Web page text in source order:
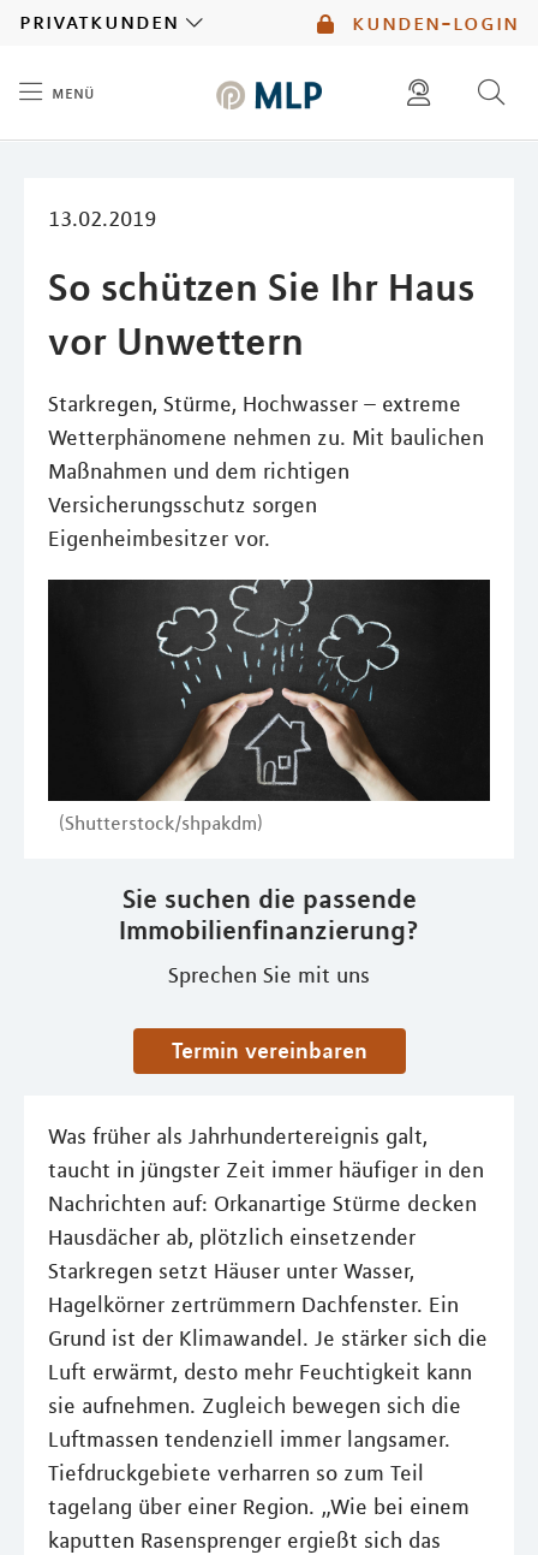
kunden-login
privatkunden
menü
13.02.2019
So schützen Sie Ihr Haus
vor Unwettern
Starkregen, Stürme, Hochwasser – extreme
Wetterphänomene nehmen zu. Mit baulichen
Maßnahmen und dem richtigen
Versicherungsschutz sorgen
Eigenheimbesitzer vor.
(Shutterstock/shpakdm)
Sie suchen die passende
Immobilienfinanzierung?
Sprechen Sie mit uns
Termin vereinbaren
Was früher als Jahrhundertereignis galt,
taucht in jüngster Zeit immer häufiger in den
Nachrichten auf: Orkanartige Stürme decken
Hausdächer ab, plötzlich einsetzender
Starkregen setzt Häuser unter Wasser,
Hagelkörner zertrümmern Dachfenster. Ein
Grund ist der Klimawandel. Je stärker sich die
Luft erwärmt, desto mehr Feuchtigkeit kann
sie aufnehmen. Zugleich bewegen sich die
Luftmassen tendenziell immer langsamer.
Tiefdruckgebiete verharren so zum Teil
tagelang über einer Region. „Wie bei einem
kaputten Rasensprenger ergießt sich das